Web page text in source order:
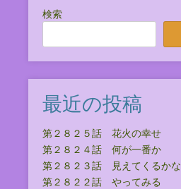
検索
最近の投稿
第２８２５話 花火の幸せ
第２８２４話 何が一番か
第２８２３話 見えてくるかな
第２８２２話 やってみる